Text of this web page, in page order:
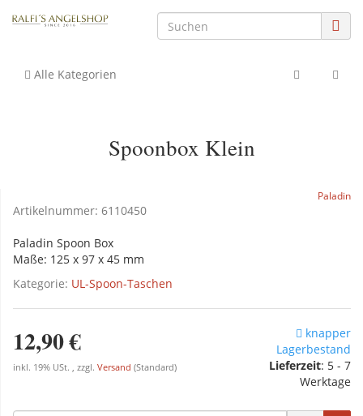
Alle Kategorien
Spoonbox Klein
Paladin
Artikelnummer: 6110450
Paladin Spoon Box
Maße: 125 x 97 x 45 mm
Kategorie: UL-Spoon-Taschen
12,90 €
inkl. 19% USt. , zzgl. Versand (Standard)
knapper
Lagerbestand
Lieferzeit: 5 - 7
Werktage